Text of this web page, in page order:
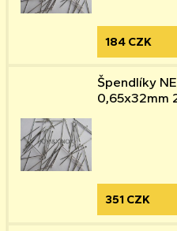
184 CZK
Špendlíky
0,65x32mm
351 CZK